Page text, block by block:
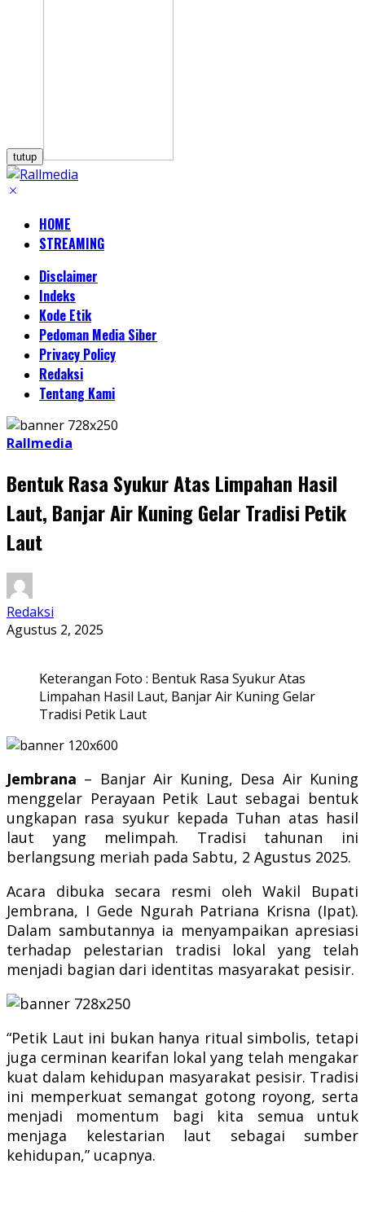
tutup
HOME
STREAMING
Disclaimer
Indeks
Kode Etik
Pedoman Media Siber
Privacy Policy
Redaksi
Tentang Kami
Rallmedia
Bentuk Rasa Syukur Atas Limpahan Hasil
Laut, Banjar Air Kuning Gelar Tradisi Petik
Laut
Redaksi
Agustus 2, 2025
Keterangan Foto : Bentuk Rasa Syukur Atas
Limpahan Hasil Laut, Banjar Air Kuning Gelar
Tradisi Petik Laut
Jembrana – Banjar Air Kuning, Desa Air Kuning
menggelar Perayaan Petik Laut sebagai bentuk
ungkapan rasa syukur kepada Tuhan atas hasil
laut yang melimpah. Tradisi tahunan ini
berlangsung meriah pada Sabtu, 2 Agustus 2025.
Acara dibuka secara resmi oleh Wakil Bupati
Jembrana, I Gede Ngurah Patriana Krisna (Ipat).
Dalam sambutannya ia menyampaikan apresiasi
terhadap pelestarian tradisi lokal yang telah
menjadi bagian dari identitas masyarakat pesisir.
“Petik Laut ini bukan hanya ritual simbolis, tetapi
juga cerminan kearifan lokal yang telah mengakar
kuat dalam kehidupan masyarakat pesisir. Tradisi
ini memperkuat semangat gotong royong, serta
menjadi momentum bagi kita semua untuk
menjaga kelestarian laut sebagai sumber
kehidupan,” ucapnya.